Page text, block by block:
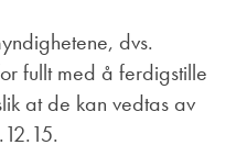
dvs.
fullt med å ferdigstille
at de kan vedtas av